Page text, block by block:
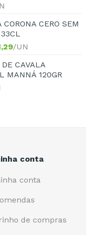
CORONA CERO SEM
/UN
CAVALA
MANNÁ 120GR
conta
conta
de compras